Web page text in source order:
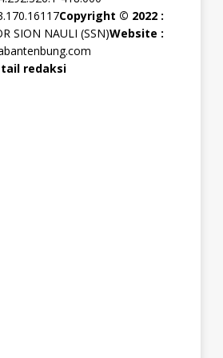
Copyright © 2022 :
SION NAULI (SSN)Website :
redaksi